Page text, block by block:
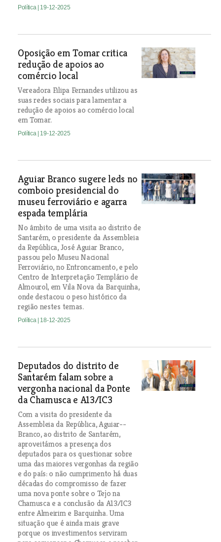
Política | 19-12-2025
Oposição em Tomar critica
redução de apoios ao
comércio local
Vereadora Filipa Fernandes utilizou as
suas redes sociais para lamentar a
redução de apoios ao comércio local
em Tomar.
Política | 19-12-2025
Aguiar Branco sugere leds no
comboio presidencial do
museu ferroviário e agarra
espada templária
No âmbito de uma visita ao distrito de
Santarém, o presidente da Assembleia
da República, José Aguiar Branco,
passou pelo Museu Nacional
Ferroviário, no Entroncamento, e pelo
Centro de Interpretação Templário de
Almourol, em Vila Nova da Barquinha,
onde destacou o peso histórico da
região nestes temas.
Política | 18-12-2025
Deputados do distrito de
Santarém falam sobre a
vergonha nacional da Ponte
da Chamusca e A13/IC3
Com a visita do presidente da
Assembleia da República, Aguiar--
Branco, ao distrito de Santarém,
aproveitámos a presença dos
deputados para os questionar sobre
uma das maiores vergonhas da região
e do país: o não cumprimento há duas
décadas do compromisso de fazer
uma nova ponte sobre o Tejo na
Chamusca e a conclusão da A13/IC3
entre Almeirim e Barquinha. Uma
situação que é ainda mais grave
porque os investimentos serviram